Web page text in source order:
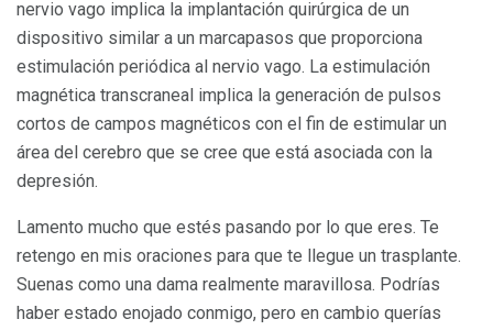
nervio vago implica la implantación quirúrgica de un
dispositivo similar a un marcapasos que proporciona
estimulación periódica al nervio vago. La estimulación
magnética transcraneal implica la generación de pulsos
cortos de campos magnéticos con el fin de estimular un
área del cerebro que se cree que está asociada con la
depresión.
Lamento mucho que estés pasando por lo que eres. Te
retengo en mis oraciones para que te llegue un trasplante.
Suenas como una dama realmente maravillosa. Podrías
haber estado enojado conmigo, pero en cambio querías